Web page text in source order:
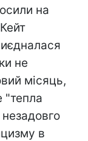
на
не
місяць,
"тепла
в